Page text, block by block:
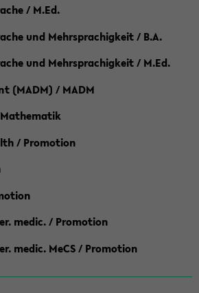
/ M.Ed.
und Mehrsprachigkeit / B.A.
und Mehrsprachigkeit / M.Ed.
(MADM) / MADM
/ Promotion
medic. / Promotion
medic. MeCS / Promotion